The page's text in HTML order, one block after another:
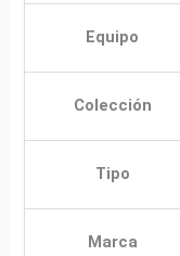
Equipo
Colección
Tipo
Marca